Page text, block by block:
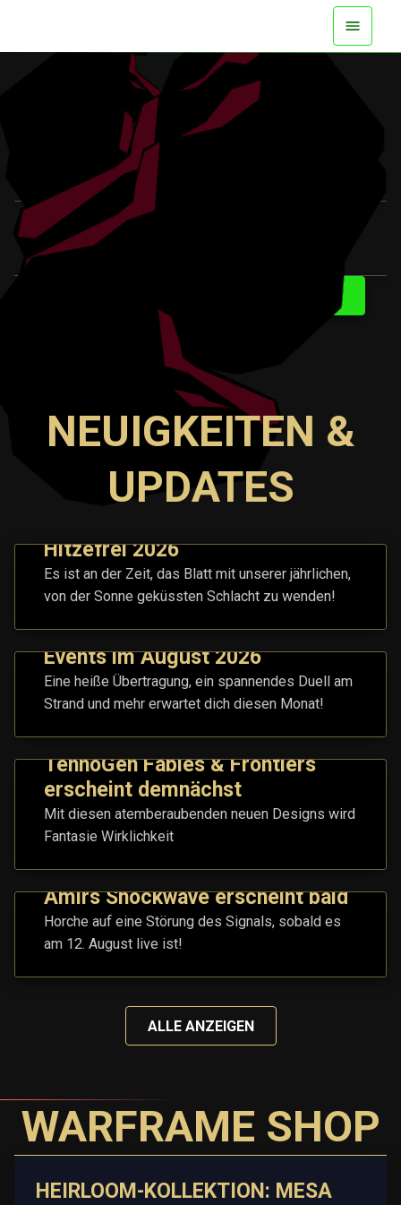
JETZT AUF ALLEN PLATTFORMEN
MEHR ERFAHREN
NEUIGKEITEN &
UPDATES
Hitzefrei 2026
Es ist an der Zeit, das Blatt mit unserer jährlichen,
von der Sonne geküssten Schlacht zu wenden!
Events im August 2026
Eine heiße Übertragung, ein spannendes Duell am
Strand und mehr erwartet dich diesen Monat!
TennoGen Fables & Frontiers
erscheint demnächst
Mit diesen atemberaubenden neuen Designs wird
Fantasie Wirklichkeit
Amirs Shockwave erscheint bald
Horche auf eine Störung des Signals, sobald es
am 12. August live ist!
ALLE ANZEIGEN
WARFRAME SHOP
HEIRLOOM-KOLLEKTION: MESA